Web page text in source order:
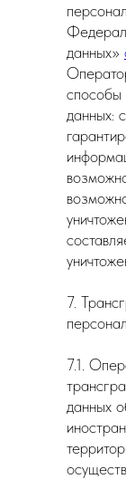
данных»
способы
данных:
7.
7.1.
данных